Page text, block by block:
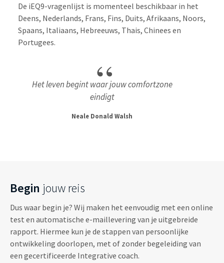
De iEQ9-vragenlijst is momenteel beschikbaar in het
Deens, Nederlands, Frans, Fins, Duits, Afrikaans, Noors,
Spaans, Italiaans, Hebreeuws, Thais, Chinees en
Portugees.
Het leven begint waar jouw comfortzone
eindigt
Neale Donald Walsh
Begin jouw reis
Dus waar begin je? Wij maken het eenvoudig met een online
test en automatische e-maillevering van je uitgebreide
rapport. Hiermee kun je de stappen van persoonlijke
ontwikkeling doorlopen, met of zonder begeleiding van
een gecertificeerde Integrative coach.